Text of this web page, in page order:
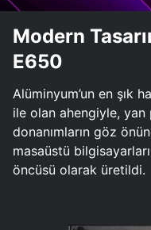
Modern
E650
Alüminyum’un en şık
ile olan ahengiyle, yan
donanımların göz
masaüstü
öncüsü olarak üretildi.